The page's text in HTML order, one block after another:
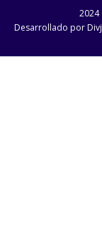
2024
Desarrollado por